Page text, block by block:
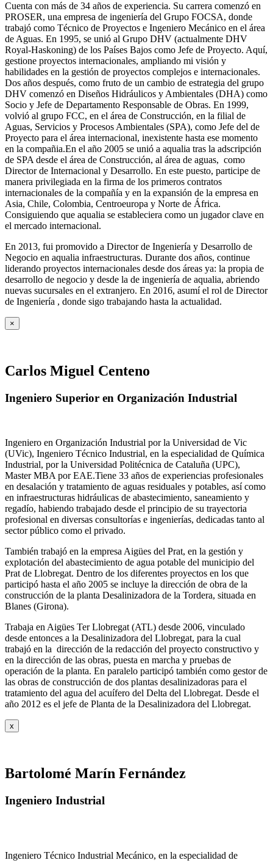
Cuenta con más de 34 años de experiencia. Su carrera comenzó en
PROSER, una empresa de ingeniería del Grupo FOCSA, donde
trabajó como Técnico de Proyectos e Ingeniero Mecánico en el área
de Aguas. En 1995, se unió al Grupo DHV (actualmente DHV
Royal-Haskoning) de los Países Bajos como Jefe de Proyecto. Aquí,
gestione proyectos internacionales, ampliando mi visión y
habilidades en la gestión de proyectos complejos e internacionales.
Dos años después, como fruto de un cambio de estrategia del grupo
DHV comenzó en Diseños Hidráulicos y Ambientales (DHA) como
Socio y Jefe de Departamento Responsable de Obras. En 1999,
volvió al grupo FCC, en el área de Construcción, en la filial de
Aguas, Servicios y Procesos Ambientales (SPA), como Jefe del de
Proyecto para el área internacional, inexistente hasta ese momento
en la compañia.En el año 2005 se unió a aqualia tras la adscripción
de SPA desde el área de Construcción, al área de aguas, como
Director de Internacional y Desarrollo. En este puesto, participe de
manera privilegiada en la firma de los primeros contratos
internacionales de la compañía y en la expansión de la empresa en
Asia, Chile, Colombia, Centroeuropa y Norte de África.
Consiguiendo que aqualia se estableciera como un jugador clave en
el mercado internacional.
En 2013, fui promovido a Director de Ingeniería y Desarrollo de
Negocio en aqualia infraestructuras. Durante dos años, continue
liderando proyectos internacionales desde dos áreas ya: la propia de
desarrollo de negocio y desde la de ingeniería de aqualia, abriendo
nuevas sucursales en el extranjero. En 2016, asumí el rol de Director
de Ingeniería , donde sigo trabajando hasta la actualidad.
×
Carlos Miguel Centeno
Ingeniero Superior en Organización Industrial
Ingeniero en Organización Industrial por la Universidad de Vic
(UVic), Ingeniero Técnico Industrial, en la especialidad de Química
Industrial, por la Universidad Politécnica de Cataluña (UPC),
Master MBA por EAE.Tiene 33 años de experiencias profesionales
en desalación y tratamiento de aguas residuales y potables, así como
en infraestructuras hidráulicas de abastecimiento, saneamiento y
regadío, habiendo trabajado desde el principio de su trayectoria
profesional en diversas consultorías e ingenierías, dedicadas tanto al
sector público como el privado.
También trabajó en la empresa Aigües del Prat, en la gestión y
explotación del abastecimiento de agua potable del municipio del
Prat de Llobregat. Dentro de los diferentes proyectos en los que
participó hasta el año 2005 se incluye la dirección de obra de la
construcción de la planta Desalinizadora de la Tordera, situada en
Blanes (Girona).
Trabaja en Aigües Ter Llobregat (ATL) desde 2006, vinculado
desde entonces a la Desalinizadora del Llobregat, para la cual
trabajó en la dirección de la redacción del proyecto constructivo y
en la dirección de las obras, puesta en marcha y pruebas de
operación de la planta. En paralelo participó también como gestor de
las obras de construcción de dos plantas desalinizadoras para el
tratamiento del agua del acuífero del Delta del Llobregat. Desde el
año 2012 es el jefe de Planta de la Desalinizadora del Llobregat.
x
Bartolomé Marín Fernández
Ingeniero Industrial
Ingeniero Técnico Industrial Mecánico, en la especialidad de